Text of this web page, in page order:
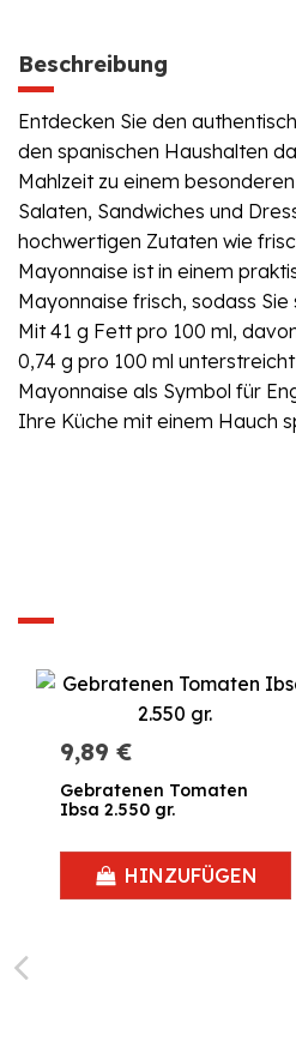
Beschreibung
Entdecken Sie den
den spanischen Haushalten
Mahlzeit zu einem
Salaten, Sandwiches und
hochwertigen Zutaten wie
Mayonnaise ist in einem
Mayonnaise frisch, sodass
Mit 41 g Fett pro 100 ml,
0,74 g pro 100 ml
Mayonnaise als Symbol für
Ihre Küche mit einem Hauch
9,89 €
Gebratenen Tomaten
Ibsa 2.550 gr.
HINZUFÜGEN